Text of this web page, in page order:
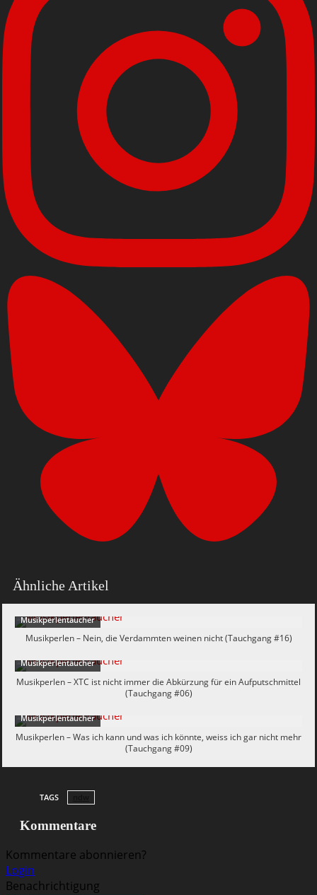
Ähnliche Artikel
Musikperlentaucher
Musikperlen – Nein, die Verdammten weinen nicht (Tauchgang #16)
Musikperlentaucher
Musikperlen – XTC ist nicht immer die Abkürzung für ein Aufputschmittel
(Tauchgang #06)
Musikperlentaucher
Musikperlen – Was ich kann und was ich könnte, weiss ich gar nicht mehr
(Tauchgang #09)
TAGS
Kommentare
Kommentare abonnieren?
Login
Benachrichtigung